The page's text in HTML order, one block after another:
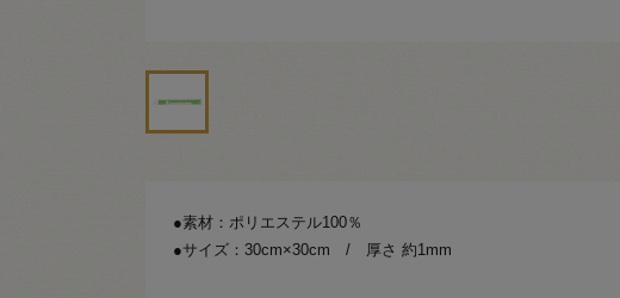
●素材：ポリエステル100％
●サイズ：30cm×30cm / 厚さ 約1mm